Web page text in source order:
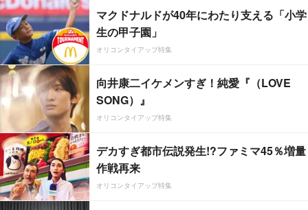
マクドナルドが40年にわたり支える「小学
生の甲子園」
オリコンタイアップ特集
向井康二イケメンすぎ！純愛『（LOVE
SONG）』
オリコンタイアップ特集
デカすぎ都市伝説発生!?ファミマ45％増量
作戦再来
オリコンタイアップ特集